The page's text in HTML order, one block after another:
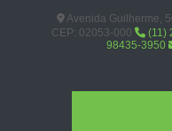
Avenida Guilherme,
CEP: 02053-000
(11)
98435-3950